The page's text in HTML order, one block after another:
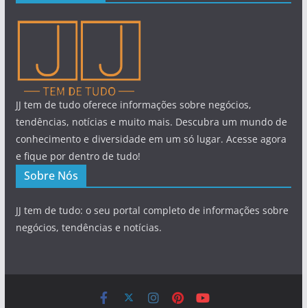
JJ tem de tudo oferece informações sobre negócios,
tendências, notícias e muito mais. Descubra um mundo de
conhecimento e diversidade em um só lugar. Acesse agora
e fique por dentro de tudo!
Sobre Nós
JJ tem de tudo: o seu portal completo de informações sobre
negócios, tendências e notícias.